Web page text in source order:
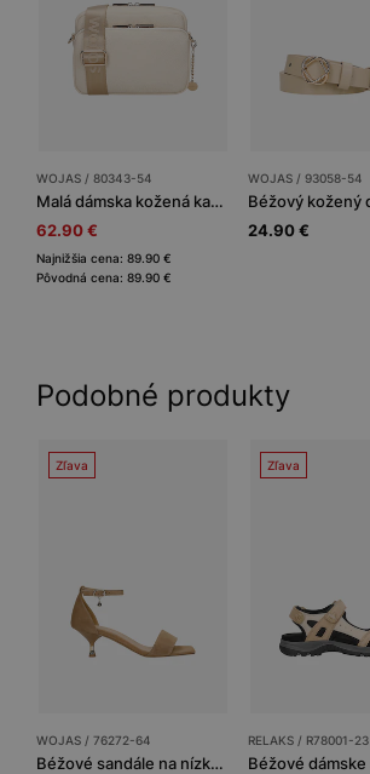
WOJAS / 80343-54
Malá dámska kožená kabelka v béžovej farbe
62.90 €
Najnižšia cena: 89.90 €
Pôvodná cena: 89.90 €
WOJAS / 93058-54
24.90 €
Podobné produkty
Zľava
WOJAS / 76272-64
Béžové sandále na nízkom opätku
Zľava
RELAKS / R78001-23